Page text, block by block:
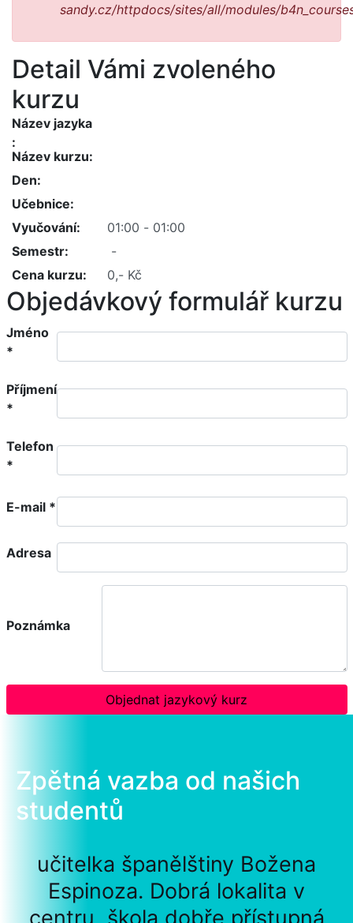
sandy.cz/httpdocs/sites/all/modules/
Detail Vámi zvoleného
kurzu
Název jazyka
Název kurzu
Den
Učebnice
Vyučování
Semestr
Cena kurzu
Objedávkový formulář kurzu
Jméno
*
Příjmení
*
Telefon
*
E-mail *
Adresa
Poznámka
Objednat jazykový kurz
Zpětná vazba od našich
studentů
učitelka španělštiny Božena
Espinoza. Dobrá lokalita v
centru, škola dobře přístupná